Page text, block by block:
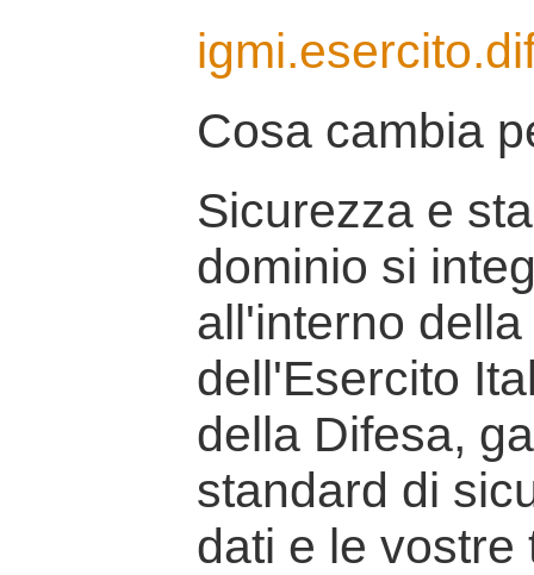
Cosa cambia
Sicurezza e
dominio si
all'interno
dell'Esercito
della Difesa,
standard di
dati e le vostre